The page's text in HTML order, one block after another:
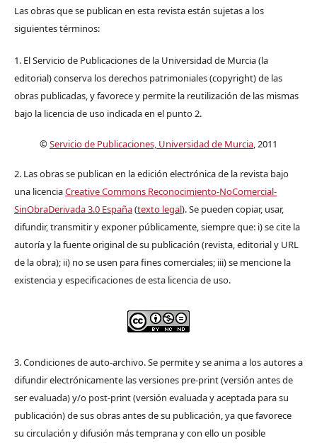
Las obras que se publican en esta revista están sujetas a los
siguientes términos:
1. El Servicio de Publicaciones de la Universidad de Murcia (la
editorial) conserva los derechos patrimoniales (copyright) de las
obras publicadas, y favorece y permite la reutilización de las mismas
bajo la licencia de uso indicada en el punto 2.
©Servicio de Publicaciones, Universidad de Murcia, 2011
2. Las obras se publican en la edición electrónica de la revista bajo
una licenciaCreative Commons Reconocimiento-NoComercial-
SinObraDerivada 3.0 España(texto legal). Se pueden copiar, usar,
difundir, transmitir y exponer públicamente, siempre que: i) se cite la
autoría y la fuente original de su publicación (revista, editorial y URL
de la obra); ii) no se usen para fines comerciales; iii) se mencione la
existencia y especificaciones de esta licencia de uso.
3. Condiciones de auto-archivo. Se permite y se anima a los autores a
difundir electrónicamente las versiones pre-print (versión antes de
ser evaluada) y/o post-print (versión evaluada y aceptada para su
publicación) de sus obras antes de su publicación, ya que favorece
su circulación y difusión más temprana y con ello un posible